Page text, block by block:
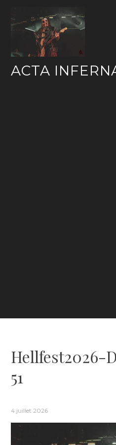
content
ACTA
Hellfest2026-
51
4 juillet 2026